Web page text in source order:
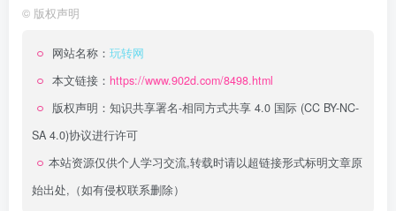
© 版权声明
网站名称： 玩转网
本文链接： https://www.902d.com/8498.html
版权声明： 知识共享署名-相同方式共享 4.0 国际 (CC BY-NC-
SA 4.0)协议进行许可
本站资源仅供个人学习交流,转载时请以超链接形式标明文章原
始出处,（如有侵权联系删除）